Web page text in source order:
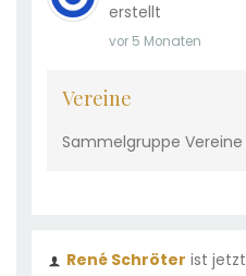
erstellt
vor 5 Monaten
Vereine
Sammelgruppe Vereine
René Schröter ist